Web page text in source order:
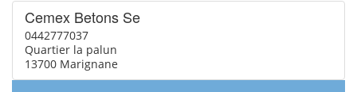
Cemex Betons Se
0442777037
Quartier la palun
13700 Marignane